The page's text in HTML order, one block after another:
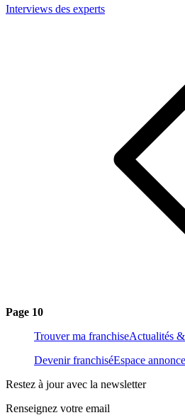
Interviews des experts
Page 10
Trouver ma franchiseActualités
Devenir franchiséEspace
Restez à jour avec la newsletter
Renseignez votre email